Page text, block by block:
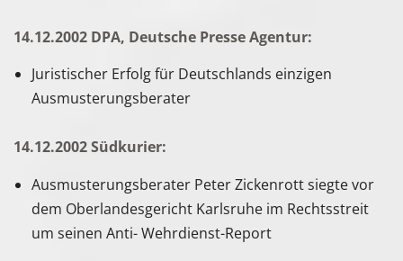
14.12.2002 DPA, Deutsche Presse Agentur:
Juristischer Erfolg für Deutschlands einzigen
Ausmusterungsberater
14.12.2002 Südkurier:
Ausmusterungsberater Peter Zickenrott siegte vor
dem Oberlandesgericht Karlsruhe im Rechtsstreit
um seinen Anti- Wehrdienst-Report